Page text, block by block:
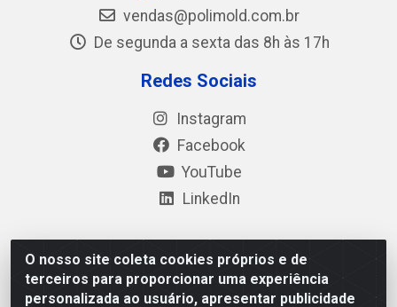
O nosso site coleta cookies próprios e de
terceiros para proporcionar uma experiência
personalizada ao usuário, apresentar publicidade
vendas@polimold.com.br
De segunda a sexta das 8h às 17h
Redes Sociais
Instagram
Facebook
YouTube
LinkedIn
Polimold Industrial Ltda - Estrada dos Casa, 4585 – São
Bernardo do Campo / SP – CEP: 09.840-000 - CNPJ